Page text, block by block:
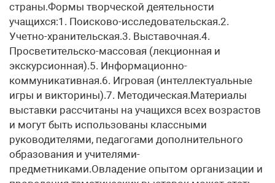
страны.Формы творческой деятельности
учащихся:1. Поисково-исследовательская.2.
Учетно-хранительская.3. Выставочная.4.
Просветительско-массовая (лекционная и
экскурсионная).5. Информационно-
коммуникативная.6. Игровая (интеллектуальные
игры и викторины).7. Методическая.Материалы
выставки рассчитаны на учащихся всех возрастов
и могут быть использованы классными
руководителями, педагогами дополнительного
образования и учителями-
предметниками.Овладение опытом организации и